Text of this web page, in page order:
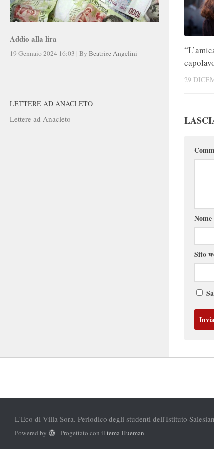
29
Nome
Sito
Addio alla lira
19 Gennaio 2024 16:03 | By Beatrice Angelini
LETTERE AD ANACLETO
Lettere ad Anacleto
L'Eco di Villa Sora. Periodico degli studenti dell'Istituto
Powered by - Progettato con iltema Hueman